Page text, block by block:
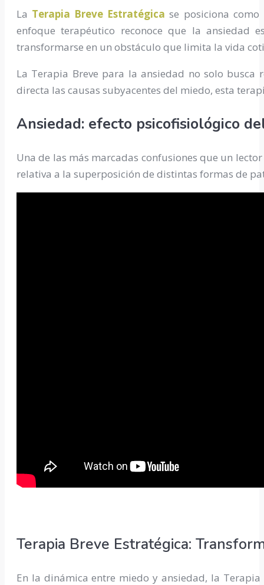
La Terapia Breve Estratégica se posiciona
enfoque terapéutico reconoce que la ansiedad
transformarse en un obstáculo que limita la vida
La Terapia Breve para la ansiedad no solo
directa las causas subyacentes del miedo, esta
Ansiedad: efecto psicofisiológico
Una de las más marcadas confusiones que un
relativa a la superposición de distintas formas de
Terapia Breve Estratégica:
En la dinámica entre miedo y ansiedad, la